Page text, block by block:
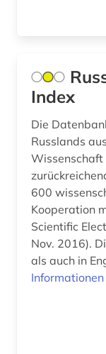
schweiz (1)
sprache (1)
statistik (1)
Index
Die
Russlands
600
Kooperation
Scientific
Nov. 2016). Die Daten sind sowohl in Russisch
als auch in
Informationen